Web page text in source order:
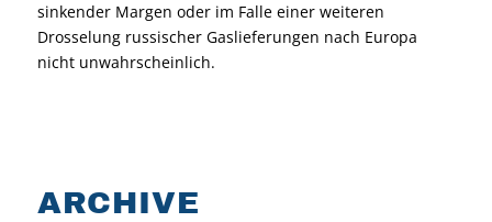
sinkender Margen oder im Falle einer weiteren
Drosselung russischer Gaslieferungen nach Europa
nicht unwahrscheinlich.
ARCHIVE